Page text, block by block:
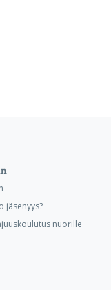
jäsenyys?
nuorille